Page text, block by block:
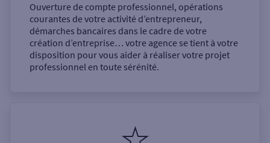
Ouverture de compte professionnel, opérations
courantes de votre activité d’entrepreneur,
démarches bancaires dans le cadre de votre
création d’entreprise… votre agence se tient à votre
disposition pour vous aider à réaliser votre projet
professionnel en toute sérénité.